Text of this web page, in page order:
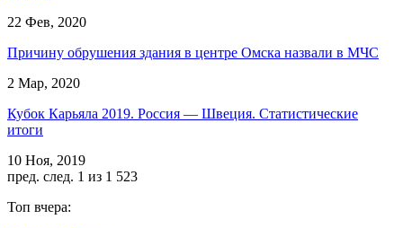
22 Фев, 2020
Причину обрушения здания в центре Омска назвали в МЧС
2 Мар, 2020
Кубок Карьяла 2019. Россия — Швеция. Статистические
итоги
10 Ноя, 2019
пред. след. 1 из 1 523
Топ вчера: